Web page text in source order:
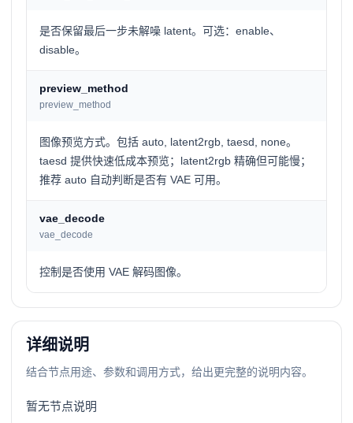
是否保留最后一步未解噪 latent。可选：enable、
disable。
preview_method
preview_method
图像预览方式。包括 auto, latent2rgb, taesd, none。
taesd 提供快速低成本预览；latent2rgb 精确但可能慢；
推荐 auto 自动判断是否有 VAE 可用。
vae_decode
vae_decode
控制是否使用 VAE 解码图像。
详细说明
结合节点用途、参数和调用方式，给出更完整的说明内容。
暂无节点说明